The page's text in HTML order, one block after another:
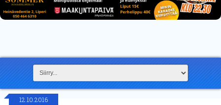
12.10.2016